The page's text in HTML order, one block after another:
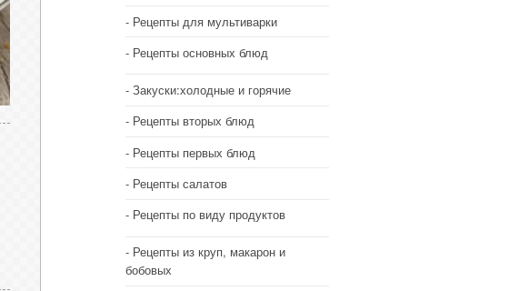
Рецепты для мультиварки
Рецепты основных блюд
Закуски:холодные и горячие
Рецепты вторых блюд
Рецепты первых блюд
Рецепты салатов
Рецепты по виду продуктов
Рецепты из круп, макарон и
бобовых